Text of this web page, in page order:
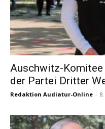
Auschwitz-
der Partei Dritter
Redaktion Audiatur-Online -